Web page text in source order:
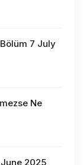
7 July
Ne
2025